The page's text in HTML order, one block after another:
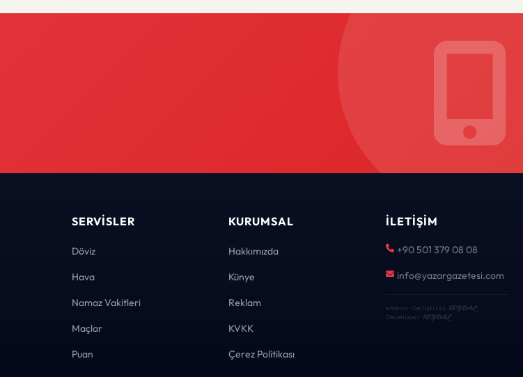
SERVISLER
Döviz
Hava
Namaz Vakitleri
Maçlar
Puan
KURUMSAL
Hakkımızda
Künye
Reklam
KVKK
Çerez Politikası
İLETIŞIM
+90 501 379 08 08
info@yazargazetesi.com
eNews · Geliştirici KEYDAL·
Developer KEYDAL